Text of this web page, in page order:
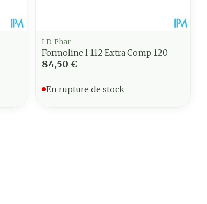
I.D. Phar
Formoline l 112 Extra Comp 120
84,50 €
En rupture de stock